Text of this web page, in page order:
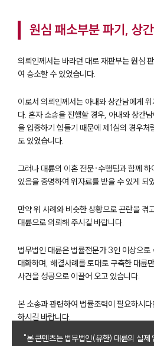
부소개
부소개
오시는 길
글로벌 파트
고객의 소리
AI대륜
업무사
원심 패소부분 파기, 상
의뢰인께서는 바라던 대로 재판부는 원심
여 승소할 수 있었습니다.
이로서 의뢰인께서는 아내와 상간남에게
다. 혼자 소송을 진행할 경우, 아내와 상간
을 입증하기 힘들기 때문에 제1심의 경우
도 있었습니다.
그러나 대륜의 이혼 전문·수행팀과 함께
있음을 증명하여 위자료를 받을 수 있게 되
만약 위 사례와 비슷한 상황으로 곤란을 겪
대륜으로 의뢰해 주시길 바랍니다.
법무법인 대륜은 법률전문가 3인 이상으로
대화하며, 해결사례를 토대로 구축한 대륜
사건을 성공으로 이끌어 오고 있습니다.
본 소송과 관련하여 법률조력이 필요하시
하시길 바랍니다.
"본 콘텐츠는 법무법인(유한) 대륜의 실제